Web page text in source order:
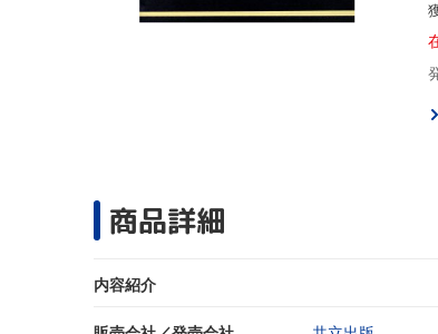
商品詳細
内容紹介